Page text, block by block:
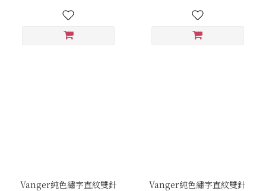
Vanger純色繡字直紋雙針
Vanger純色繡字直紋雙針